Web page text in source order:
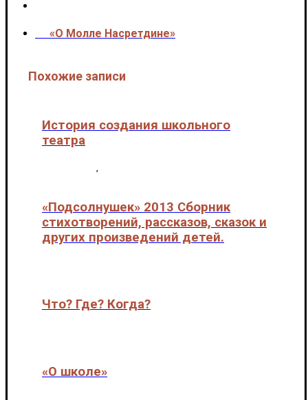
«О Молле Насретдине»
Похожие записи
История создания школьного
театра
,
«Подсолнушек» 2013 Сборник
стихотворений, рассказов, сказок и
других произведений детей.
Что? Где? Когда?
«О школе»